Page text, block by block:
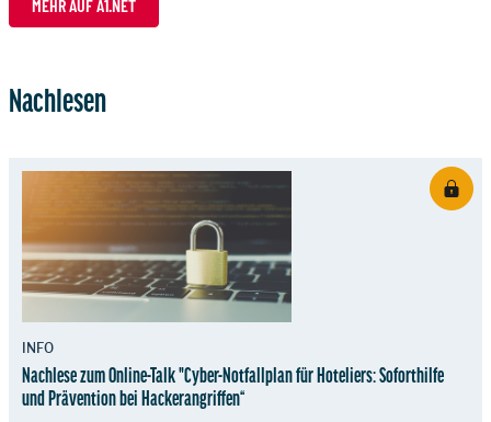
MEHR AUF A1.NET
Nachlesen
INFO
Nachlese zum Online-Talk "Cyber-Notfallplan für Hoteliers: Soforthilfe
und Prävention bei Hackerangriffen“